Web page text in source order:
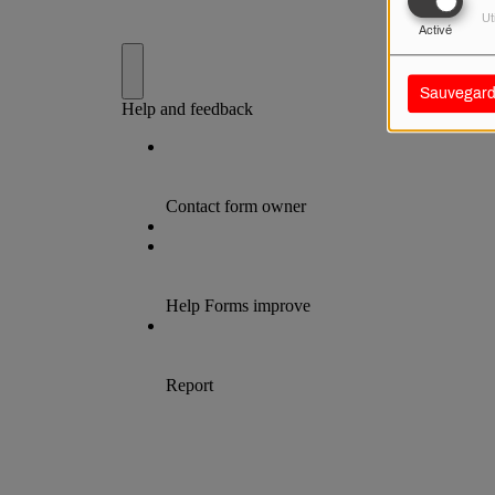
Activé